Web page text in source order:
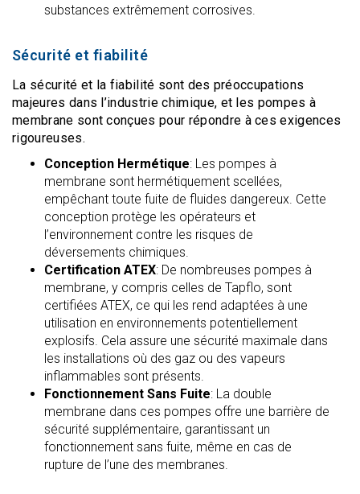
substances extrêmement corrosives.
Sécurité et fiabilité
La sécurité et la fiabilité sont des préoccupations
majeures dans l’industrie chimique, et les pompes à
membrane sont conçues pour répondre à ces exigences
rigoureuses.
Conception Hermétique: Les pompes à
membrane sont hermétiquement scellées,
empêchant toute fuite de fluides dangereux. Cette
conception protège les opérateurs et
l’environnement contre les risques de
déversements chimiques.
Certification ATEX: De nombreuses pompes à
membrane, y compris celles de Tapflo, sont
certifiées ATEX, ce qui les rend adaptées à une
utilisation en environnements potentiellement
explosifs. Cela assure une sécurité maximale dans
les installations où des gaz ou des vapeurs
inflammables sont présents.
Fonctionnement Sans Fuite: La double
membrane dans ces pompes offre une barrière de
sécurité supplémentaire, garantissant un
fonctionnement sans fuite, même en cas de
rupture de l’une des membranes.